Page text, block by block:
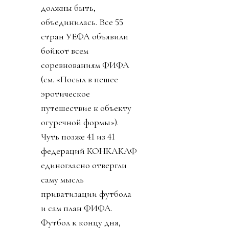
должны быть,
объединилась. Все 55
стран УЕФА объявили
бойкот всем
соревнованиям ФИФА
(см. «Посыл в пешее
эротическое
путешествие к объекту
огуречной формы»).
Чуть позже 41 из 41
федераций КОНКАКАФ
единогласно отвергли
саму мысль
приватизации футбола
и сам план ФИФА.
Футбол к концу дня,